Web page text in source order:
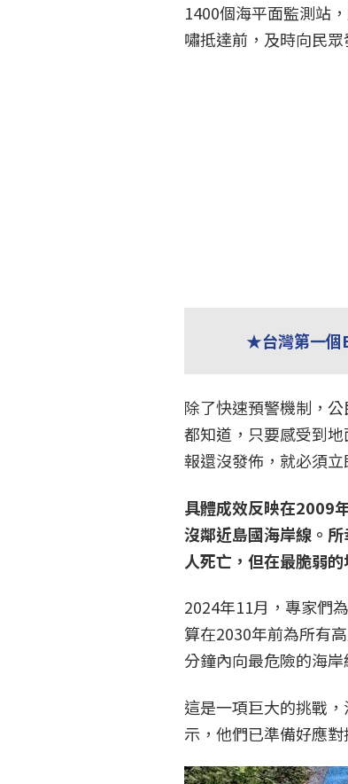
1400個海平面監測站
嘯抵達前，及時向民眾
★台灣第一個
除了快速預警機制，
都知道，只要感受到
報還沒發佈，就必須立
具體成效反映在2009
沒鄰近島國海岸線。
人死亡，但在最脆弱
2024年11月，專家們
算在2030年前為所有
分鐘內向最危險的海
這是一項巨大的挑戰
示，他們已準備好應